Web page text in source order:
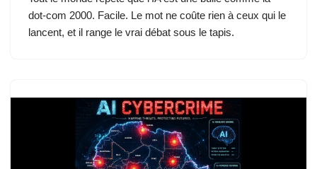
dot-com 2000. Facile. Le mot ne coûte rien à ceux qui le
lancent, et il range le vrai débat sous le tapis.